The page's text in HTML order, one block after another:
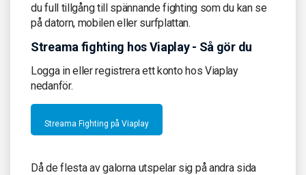
du full tillgång till spännande fighting som du kan se
på datorn, mobilen eller surfplattan.
Streama fighting hos Viaplay - Så gör du
Logga in eller registrera ett konto hos Viaplay
nedanför.
Streama Fighting på Viaplay
Då de flesta av galorna utspelar sig på andra sida